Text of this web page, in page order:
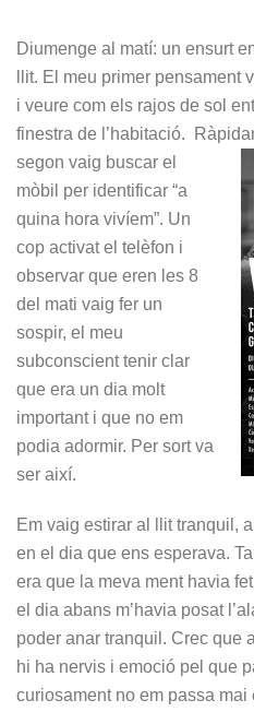
Diumenge al matí: un ensurt
llit. El meu primer pensament
i veure com els rajos de sol
finestra de l’habitació.
segon vaig buscar el
mòbil per identificar “a
quina hora vivíem”. Un
cop activat el telèfon i
observar que eren les 8
del mati vaig fer un
sospir, el meu
subconscient tenir clar
que era un dia molt
important i que no em
podia adormir. Per sort va
ser així.
Em vaig estirar al llit tranquil,
en el dia que ens esperava.
era que la meva ment havia
el dia abans m’havia posat
poder anar tranquil. Crec que
hi ha nervis i emoció pel que
curiosament no em passa